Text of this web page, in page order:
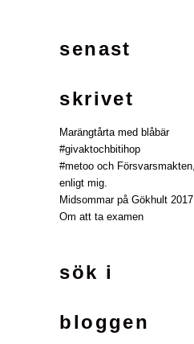
senast
skrivet
Marängtårta med blåbär
#givaktochbitihop
#metoo och Försvarsmakten,
enligt mig.
Midsommar på Gökhult 2017
Om att ta examen
sök i
bloggen